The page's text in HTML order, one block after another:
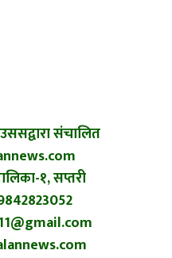
संचालित
१, सप्तरी